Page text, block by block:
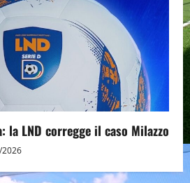
la LND corregge il caso Milazzo